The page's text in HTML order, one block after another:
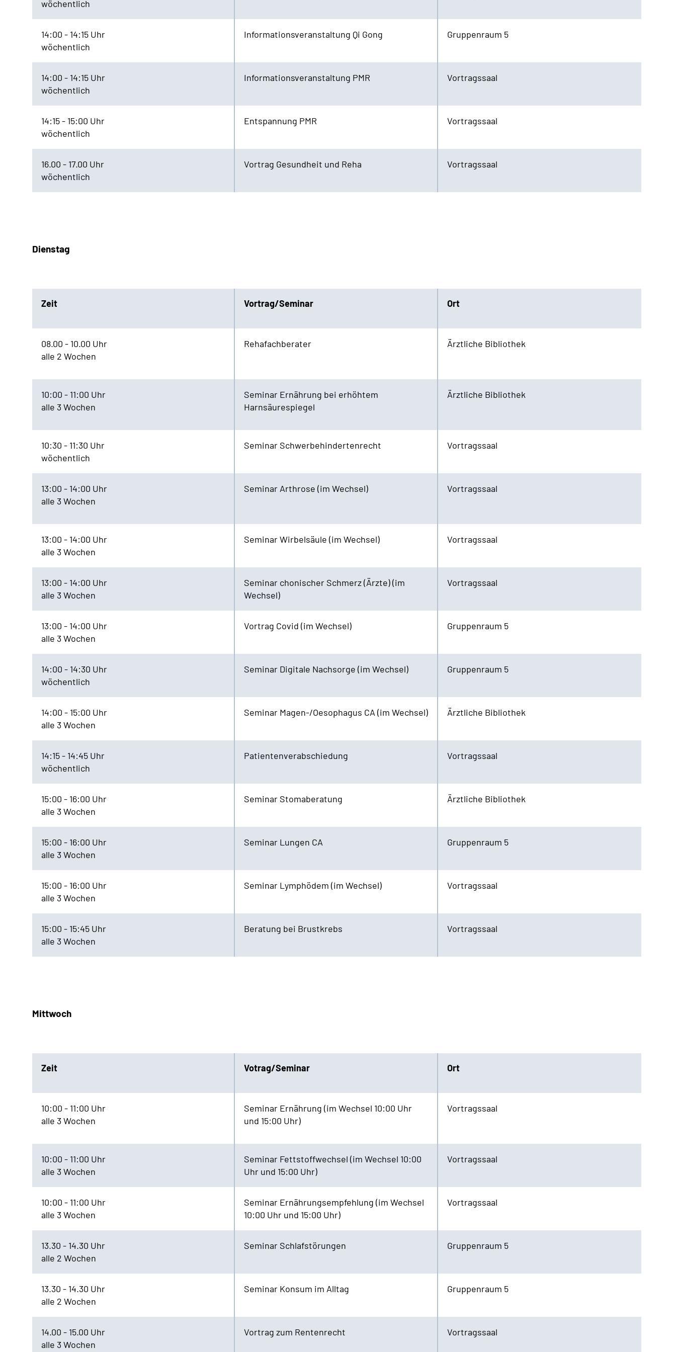
wöchentlich
14:00 - 14:15 Uhr
wöchentlich
Informationsveranstaltung Qi Gong Gruppenraum 5
14:00 - 14:15 Uhr
wöchentlich
Informationsveranstaltung PMR Vortragssaal
14:15 - 15:00 Uhr
wöchentlich
Entspannung PMR Vortragssaal
16.00 - 17.00 Uhr
wöchentlich
Vortrag Gesundheit und Reha Vortragssaal
Dienstag
Zeit Vortrag/Seminar Ort
08.00 - 10.00 Uhr
alle 2 Wochen
Rehafachberater Ärztliche Bibliothek
10:00 - 11:00 Uhr
alle 3 Wochen
Seminar Ernährung bei erhöhtem
Harnsäurespiegel
Ärztliche Bibliothek
10:30 - 11:30 Uhr
wöchentlich
Seminar Schwerbehindertenrecht Vortragssaal
13:00 - 14:00 Uhr
alle 3 Wochen
Seminar Arthrose (im Wechsel) Vortragssaal
13:00 - 14:00 Uhr
alle 3 Wochen
Seminar Wirbelsäule (im Wechsel) Vortragssaal
13:00 - 14:00 Uhr
alle 3 Wochen
Seminar chonischer Schmerz (Ärzte) (im
Wechsel)
Vortragssaal
13:00 - 14:00 Uhr
alle 3 Wochen
Vortrag Covid (im Wechsel) Gruppenraum 5
14:00 - 14:30 Uhr
wöchentlich
Seminar Digitale Nachsorge (im Wechsel) Gruppenraum 5
14:00 - 15:00 Uhr
alle 3 Wochen
Seminar Magen-/Oesophagus CA (im Wechsel) Ärztliche Bibliothek
14:15 - 14:45 Uhr
wöchentlich
Patientenverabschiedung Vortragssaal
15:00 - 16:00 Uhr
alle 3 Wochen
Seminar Stomaberatung Ärztliche Bibliothek
15:00 - 16:00 Uhr
alle 3 Wochen
Seminar Lungen CA Gruppenraum 5
15:00 - 16:00 Uhr
alle 3 Wochen
Seminar Lymphödem (im Wechsel) Vortragssaal
15:00 - 15:45 Uhr
alle 3 Wochen
Beratung bei Brustkrebs Vortragssaal
Mittwoch
Zeit Votrag/Seminar Ort
10:00 - 11:00 Uhr
alle 3 Wochen
Seminar Ernährung (im Wechsel 10:00 Uhr
und 15:00 Uhr)
Vortragssaal
10:00 - 11:00 Uhr
alle 3 Wochen
Seminar Fettstoffwechsel (im Wechsel 10:00
Uhr und 15:00 Uhr)
Vortragssaal
10:00 - 11:00 Uhr
alle 3 Wochen
Seminar Ernährungsempfehlung (im Wechsel
10:00 Uhr und 15:00 Uhr)
Vortragssaal
13.30 - 14.30 Uhr
alle 2 Wochen
Seminar Schlafstörungen Gruppenraum 5
13.30 - 14.30 Uhr
alle 2 Wochen
Seminar Konsum im Alltag Gruppenraum 5
14.00 - 15.00 Uhr
alle 3 Wochen
Vortrag zum Rentenrecht Vortragssaal